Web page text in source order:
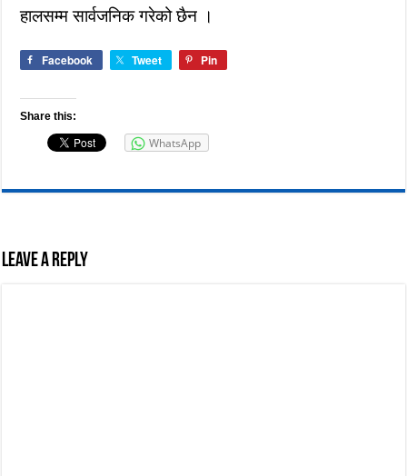
हालसम्म सार्वजनिक गरेको छैन ।
Facebook Tweet Pin
Share this:
WhatsApp
Leave a Reply